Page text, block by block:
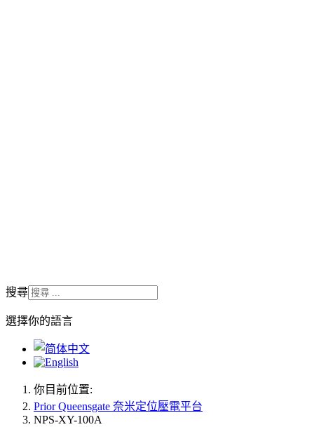
搜尋
選擇你的語言
你目前位置:
Prior Queensgate 奈米定位壓電平台
NPS-XY-100A